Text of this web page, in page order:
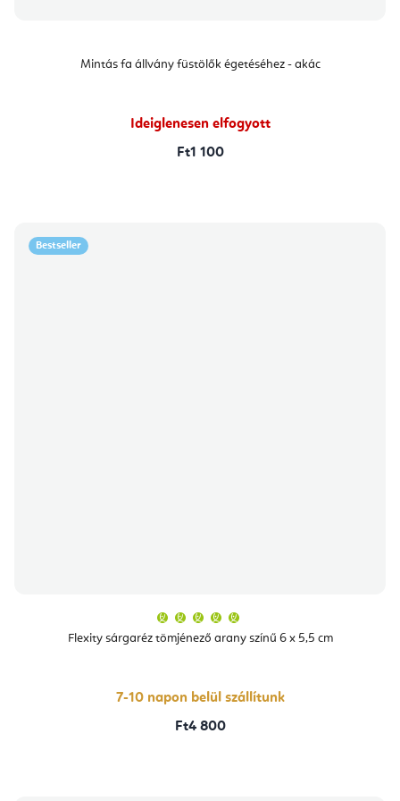
Mintás fa állvány füstölők égetéséhez - akác
Ideiglenesen elfogyott
Ft1 100
Bestseller
Flexity sárgaréz tömjénező arany színű 6 x 5,5 cm
átlagos
értékelése
csillag.
7-10 napon belül szállítunk
Ft4 800